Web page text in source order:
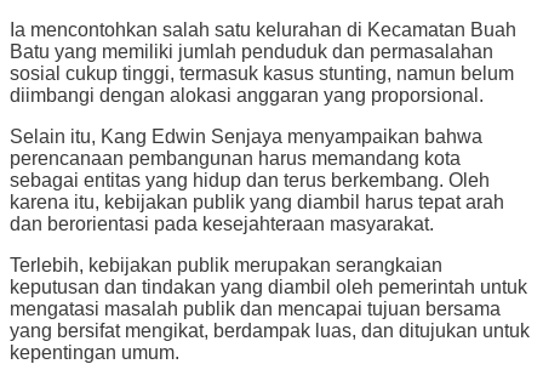
Ia mencontohkan salah satu kelurahan di Kecamatan Buah
Batu yang memiliki jumlah penduduk dan permasalahan
sosial cukup tinggi, termasuk kasus stunting, namun belum
diimbangi dengan alokasi anggaran yang proporsional.
Selain itu, Kang Edwin Senjaya menyampaikan bahwa
perencanaan pembangunan harus memandang kota
sebagai entitas yang hidup dan terus berkembang. Oleh
karena itu, kebijakan publik yang diambil harus tepat arah
dan berorientasi pada kesejahteraan masyarakat.
Terlebih, kebijakan publik merupakan serangkaian
keputusan dan tindakan yang diambil oleh pemerintah untuk
mengatasi masalah publik dan mencapai tujuan bersama
yang bersifat mengikat, berdampak luas, dan ditujukan untuk
kepentingan umum.